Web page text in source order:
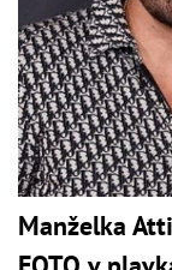
Manželka